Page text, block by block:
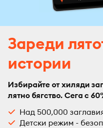
Зареди
истории
Избирайте от хиляди
лятно бягство. Сега с
Над 500,000
Детски режим -